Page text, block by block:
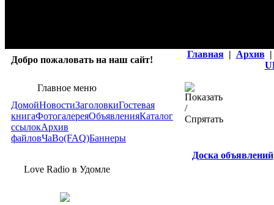
Добро пожаловать на наш сайт!
Главная | Архив |
Главное меню
ДомойНовостиЗаголовкиГостевая
книгаФотогалереяОбъявленияКаталог
ссылокАрхив
файловЧаВо(FAQ)Баннеры
Love Radio в Удомле
Доска объявлений